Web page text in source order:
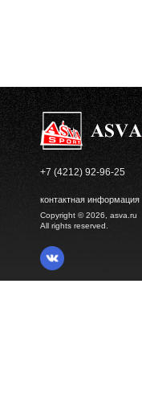
+7 (4212) 92-96-25
контактная информация
Copyright © 2026, asva.ru
All rights reserved.